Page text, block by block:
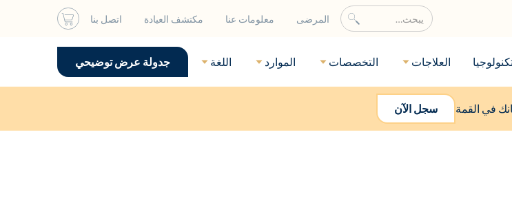
المرضى معلومات عنا مكتشف العيادة اتصل بنا
العلاجات التخصصات الموارد اللغة جدولة عرض توضيحي
في القمة سجل الآن